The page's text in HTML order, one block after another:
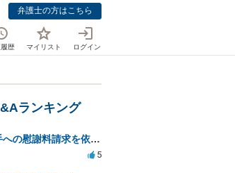
弁護士の方はこちら
歴 マイリスト ログイン
ランキング
弁護士に浮気相手への慰謝料請求を依頼する費用相場は？
5